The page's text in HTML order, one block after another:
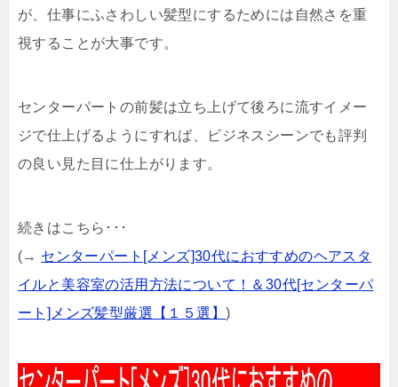
が、仕事にふさわしい髪型にするためには自然さを重
視することが大事です。
センターパートの前髪は立ち上げて後ろに流すイメー
ジで仕上げるようにすれば、ビジネスシーンでも評判
の良い見た目に仕上がります。
続きはこちら･･･
(→ センターパート[メンズ]30代におすすめのヘアスタ
イルと美容室の活用方法について！＆30代[センターパ
ート]メンズ髪型厳選【１５選】 )